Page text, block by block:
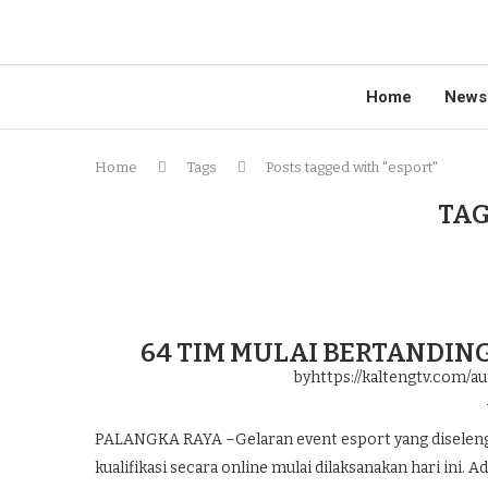
Home News
Home Tags Posts tagged with "esport"
64 TIM MULAI
byhttps://kaltengtv.com/
PALANGKA RAYA –Gelaran event esport yang
kualifikasi secara online mulai dilaksanakan hari ini.